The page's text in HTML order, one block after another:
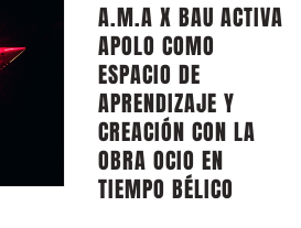
A.M.A X BAU ACTIVA
APOLO COMO
ESPACIO DE
APRENDIZAJE Y
CREACIÓN CON LA
OBRA OCIO EN
TIEMPO BÉLICO